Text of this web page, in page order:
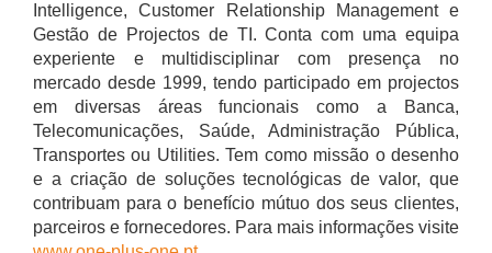
Intelligence, Customer Relationship Management e
Gestão de Projectos de TI. Conta com uma equipa
experiente e multidisciplinar com presença no
mercado desde 1999, tendo participado em projectos
em diversas áreas funcionais como a Banca,
Telecomunicações, Saúde, Administração Pública,
Transportes ou Utilities. Tem como missão o desenho
e a criação de soluções tecnológicas de valor, que
contribuam para o benefício mútuo dos seus clientes,
parceiros e fornecedores. Para mais informações visite